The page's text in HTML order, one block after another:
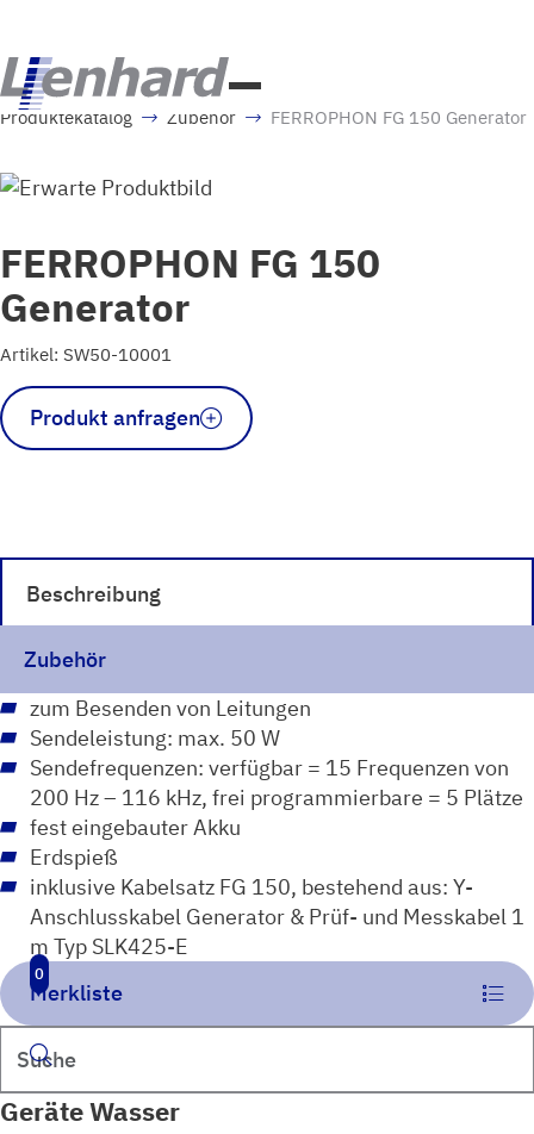
Merkliste
0
Suchen
Geräte Wasser
Produktekatalog Zubehör FERROPHON FG 150 Generator
FERROPHON FG 150
Generator
Artikel: SW50-10001
FERROPHON
FG
150
Produkt anfragen
Beschreibung
Zubehör
zum Besenden von Leitungen
Sendeleistung: max. 50 W
Sendefrequenzen: verfügbar = 15 Frequenzen von
200 Hz – 116 kHz, frei programmierbare = 5 Plätze
fest eingebauter Akku
Erdspieß
inklusive Kabelsatz FG 150, bestehend aus: Y-
Anschlusskabel Generator & Prüf- und Messkabel 1
m Typ SLK425-E